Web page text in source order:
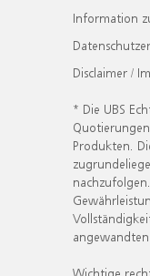
Information
Disclaimer /
* Die UBS
Produkten.